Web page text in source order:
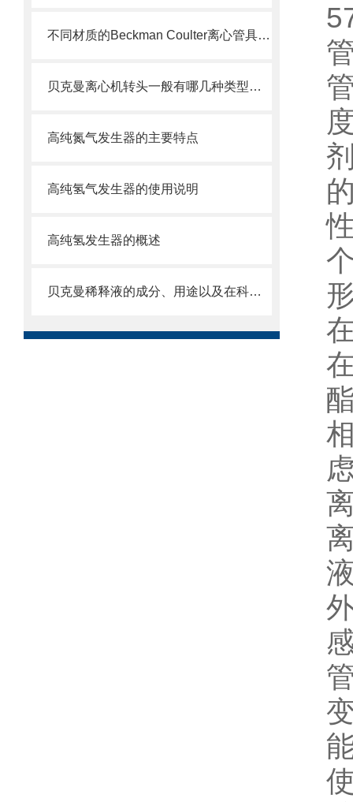
不同材质的Beckman Coulter离心管具有不同的使用特性
贝克曼离心机转头一般有哪几种类型呢？
高纯氮气发生器的主要特点
高纯氢气发生器的使用说明
高纯氢发生器的概述
贝克曼稀释液的成分、用途以及在科学研究中的重要性